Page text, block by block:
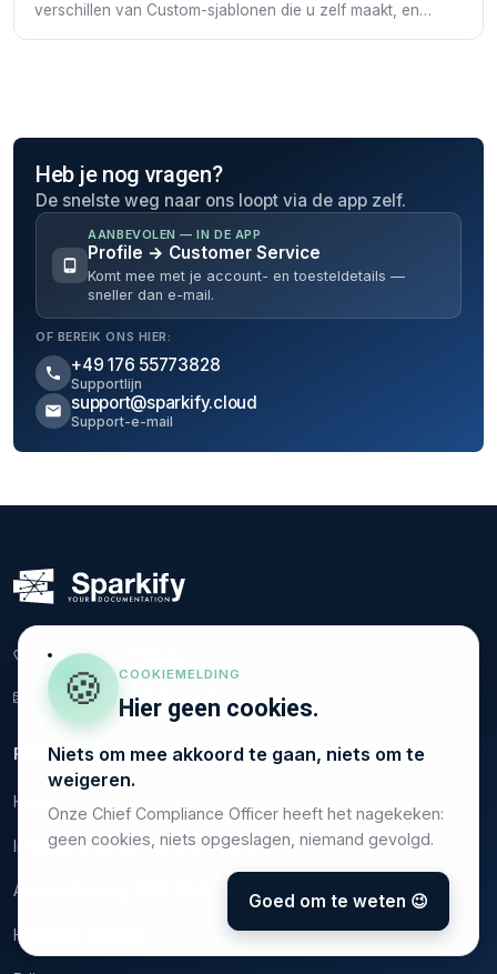
🍪 COOKIEMELDING
Hier geen cookies.
Niets om mee akkoord te gaan, niets om te
weigeren.
Onze Chief Compliance Officer heeft het nagekeken:
geen cookies, niets opgeslagen, niemand gevolgd.
Goed om te weten 😉
verschillen van Custom-sjablonen die u zelf maakt, en
Heb je nog vragen?
De snelste weg naar ons loopt via de app zelf.
AANBEVOLEN — IN DE APP
Profile → Customer Service
Komt mee met je account- en toesteldetails —
sneller dan e-mail.
OF BEREIK ONS HIER:
+49 176 55773828
Supportlijn
support@sparkify.cloud
Support-e-mail
+49 176 55773828
support@sparkify.cloud
PRODUCT
Home
Installatiekeuring (VDE 0100-600)
Apparaatkeuring (VDE 0701/0702)
Hardware-partners